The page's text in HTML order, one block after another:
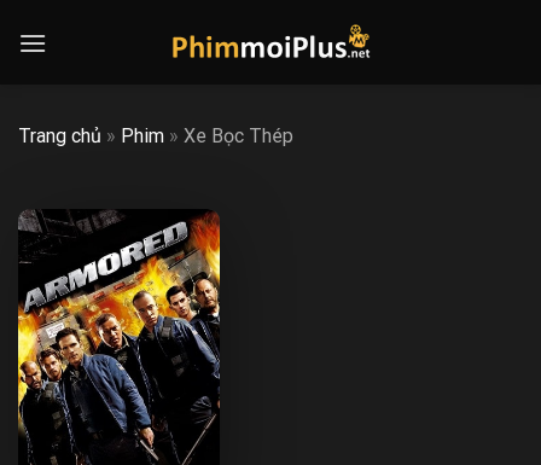
Trang chủ » Phim » Xe Bọc Thép